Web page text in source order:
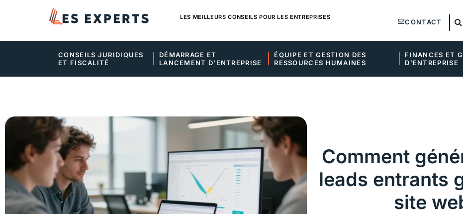
LES MEILLEURS CONSEILS POUR LES ENTREPRISES
CONTACT
CONSEILS JURIDIQUES
ET FISCALITÉ
DÉMARRAGE ET
LANCEMENT D’ENTREPRISE
ÉQUIPE ET GESTION DES
RESSOURCES HUMAINES
FINANCES ET
D’ENTREPRISE
Comment
leads entrants
site